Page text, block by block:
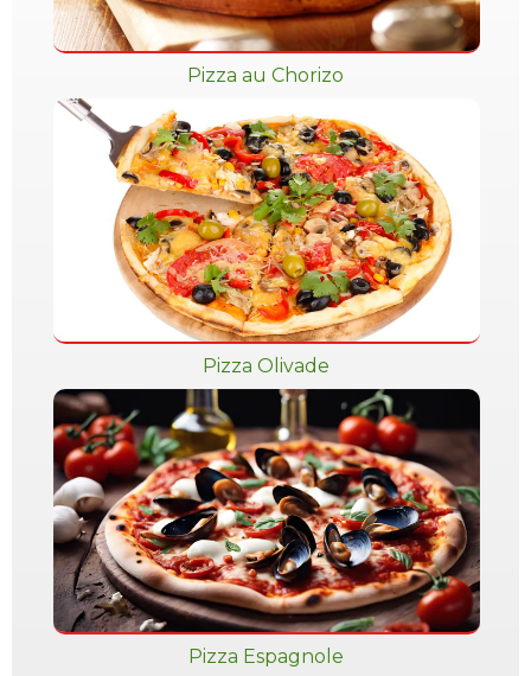
Pizza au Chorizo
Pizza Olivade
Pizza Espagnole